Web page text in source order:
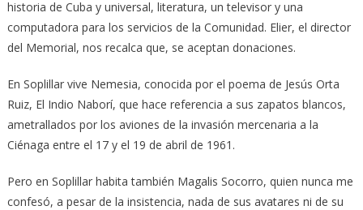
historia de Cuba y universal, literatura, un televisor y una
computadora para los servicios de la Comunidad. Elier, el director
del Memorial, nos recalca que, se aceptan donaciones.
En Soplillar vive Nemesia, conocida por el poema de Jesús Orta
Ruiz, El Indio Naborí, que hace referencia a sus zapatos blancos,
ametrallados por los aviones de la invasión mercenaria a la
Ciénaga entre el 17 y el 19 de abril de 1961.
Pero en Soplillar habita también Magalis Socorro, quien nunca me
confesó, a pesar de la insistencia, nada de sus avatares ni de su